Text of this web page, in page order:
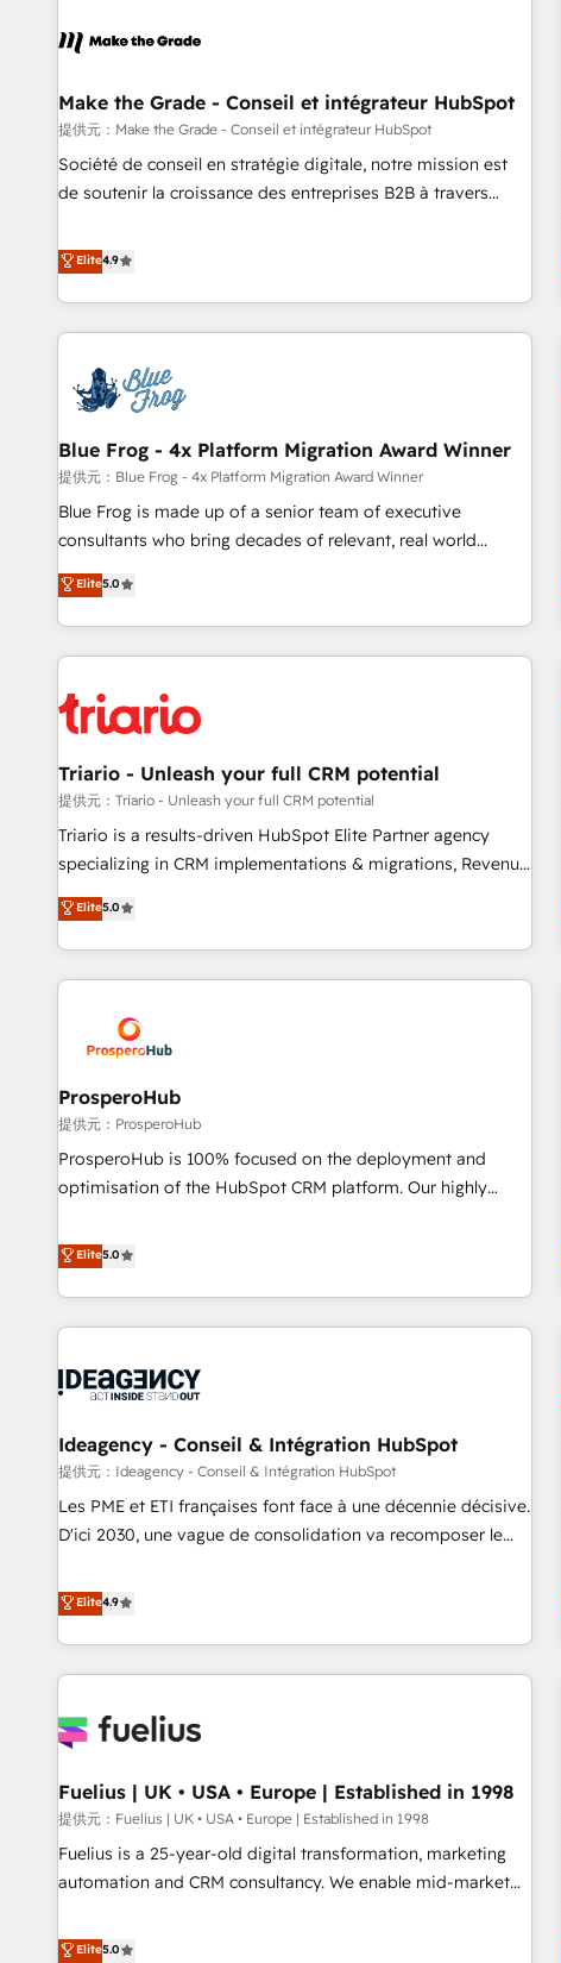
Became a HubSpot Partner 📆Founded in 1997
ecosystem, Huble has built a track record that speaks for
offices and consulting teams in the UK, USA, Canada,
Germany, France, Belgium, Singapore, and South Africa.
Certified compliant with ISO/IEC 27001:2022 and ISO
9001:2015 across all seven international offices and 175+
Make the Grade - Conseil et intégrateur HubSpot
提供元：Make the Grade - Conseil et intégrateur HubSpot
Société de conseil en stratégie digitale, notre mission est
de soutenir la croissance des entreprises B2B à travers
développement des revenus auprès de vos comptes
existants. En France et à l'international, nous travaillons
avec des ETI ambitieuses, des grands groupes voulant aller
au-delà d’une simple transformation digitale et des startups
florissantes. Nos 3 grandes expertises sont : ➤ L’intégration
de CRM et de méthodologie RevOps pour aligner les
migration, synchronisation API, audit et maintenance) ➤ La
création de sites internet de conversion qui transforment
les visiteurs en opportunités d'affaires ➤ La mise en place
de stratégies d'acquisition marketing (SEO, SEA, inbound,
clés : - 10 ans d'expérience - 100+ intégrations CRM
HubSpot réussies - 40 experts conseil - 150 certifications
Elite4.9
Blue Frog - 4x Platform Migration Award Winner
提供元：Blue Frog - 4x Platform Migration Award Winner
Blue Frog is made up of a senior team of executive
consultants who bring decades of relevant, real world
experience to our client engagements. "Blue Frog is a top,
trusted partner in HubSpot's ecosystem for a reason. Their
team brings over a decade of experience to the table, along
with deep knowledge of the HubSpot platform and
helping our customers grow and finding solutions that fit
their unique business needs. We are thrilled to have Blue
Frog in the HubSpot ecosystem leading the way for
customers!" - Yamini Rangan, CEO of HubSpot “Our
experience with the team at Blue Frog has been nothing
short of extraordinary. Their years of experience and quality
the HubSpot ecosystem as a reliable partner capable of
delivering remarkable experiences for our most
Elite5.0
Triario - Unleash your full CRM potential
提供元：Triario - Unleash your full CRM potential
Triario is a results-driven HubSpot Elite Partner agency
specializing in CRM implementations & migrations, Revenue
Operations, Custom Integrations, Custom AI agents and AI-
ready Website Design With over 15 years of experience, we
help companies bridge the gap between marketing, sales,
and customer success through smart automation, data
us because we blend the expertise of a global consultancy
with the care and agility of a boutique firm. At Triario, we’re
big enough to deliver but small enough to listen. Our
Services: HubSpot implementations & data migration
Custom AI agents Revenue Operations API integrations AI-
ready Website design Let’s turn your CRM into your growth
Elite5.0
ProsperoHub
提供元：ProsperoHub
ProsperoHub is 100% focused on the deployment and
optimisation of the HubSpot CRM platform. Our highly
achieve maximum adoption and ROI from your HubSpot
investment. Use our extensive HubSpot, sales, marketing,
service and integrations expertise to lead your team on
their HubSpot journey, design and implement your
life. Our collaborative approach keeps you in control whilst
have successfully supported over 500 organisations with
HubSpot implementation, optimisation, training, and
adoption assurance. Our tried and tested Roadmap
methodology will ensure that you receive the best
HubSpot or seeking to turn around a poor install, our team
have the change management expertise to deliver the
solutions you need.
Elite5.0
Ideagency - Conseil & Intégration HubSpot
提供元：Ideagency - Conseil & Intégration HubSpot
Les PME et ETI françaises font face à une décennie décisive.
D'ici 2030, une vague de consolidation va recomposer le
leur transformation. Le problème ? 58% des dirigeants
savent que l'IA est vitale pour leur survie. Mais 57% n'ont
aucune stratégie. Et 43% ne maîtrisent même pas leurs
données. C'est le paradoxe français : conscience totale,
n'est pas une entreprise qui utilise l'IA. C'est une
humaine et l'intelligence artificielle. Pas pour remplacer
l'humain, mais pour l'augmenter. Chez Ideagency, nous
accompagnons cette transformation. D'abord les
fondations : des données unifiées, des processus alignés.
surtout : l'humain qui reste au centre. Parce que la vraie
Elite4.9
Fuelius | UK • USA • Europe | Established in 1998
提供元：Fuelius | UK • USA • Europe | Established in 1998
Fuelius is a 25-year-old digital transformation, marketing
automation and CRM consultancy. We enable mid-market
and fuel their growth. We modernise platforms, streamline
Elite5.0